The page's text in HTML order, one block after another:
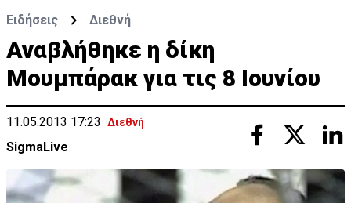
Ειδήσεις Διεθνή
Αναβλήθηκε η δίκη
Μουμπάρακ για τις 8 Ιουνίου
11.05.2013 17:23 Διεθνή
SigmaLive